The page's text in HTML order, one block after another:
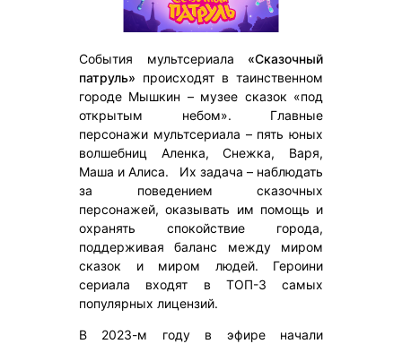
События мультсериала «Сказочный
патруль» происходят в таинственном
городе Мышкин – музее сказок «под
открытым небом». Главные
персонажи мультсериала – пять юных
волшебниц Аленка, Снежка, Варя,
Маша и Алиса. Их задача – наблюдать
за поведением сказочных
персонажей, оказывать им помощь и
охранять спокойствие города,
поддерживая баланс между миром
сказок и миром людей. Героини
сериала входят в ТОП-3 самых
популярных лицензий.
В 2023-м году в эфире начали